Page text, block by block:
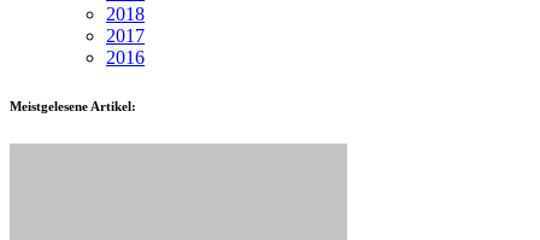
2018
2017
2016
Meistgelesene Artikel: